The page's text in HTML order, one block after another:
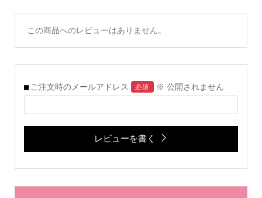
この商品へのレビューはありません。
ご注文時のメールアドレス 必須 ※ 公開されません
レビューを書く